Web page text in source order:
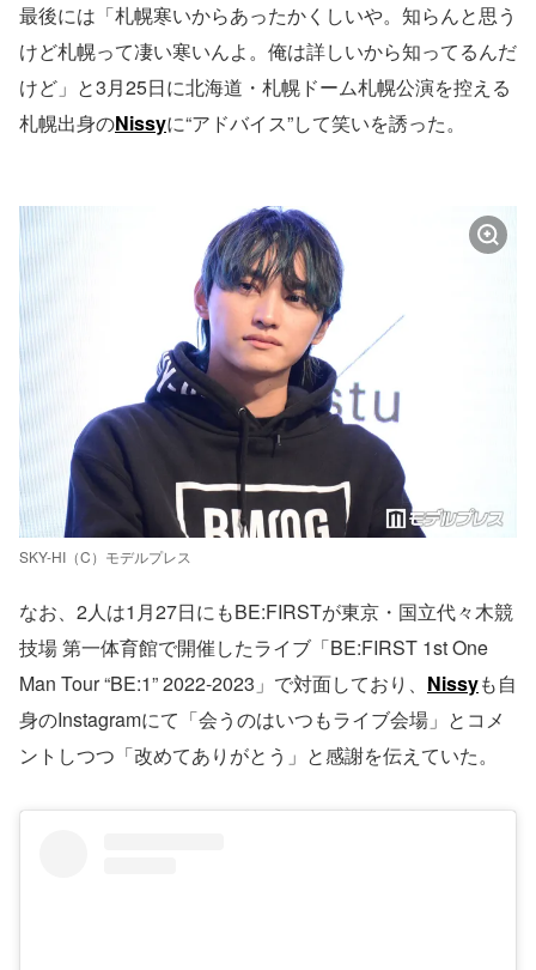
最後には「札幌寒いからあったかくしいや。知らんと思う
けど札幌って凄い寒いんよ。俺は詳しいから知ってるんだ
けど」と3月25日に北海道・札幌ドーム札幌公演を控える
札幌出身のNissyに“アドバイス”して笑いを誘った。
SKY-HI（C）モデルプレス
なお、2人は1月27日にもBE:FIRSTが東京・国立代々木競
技場 第一体育館で開催したライブ「BE:FIRST 1st One
Man Tour “BE:1” 2022-2023」で対面しており、 Nissyも自
身のInstagramにて「会うのはいつもライブ会場」とコメ
ントしつつ「改めてありがとう」と感謝を伝えていた。